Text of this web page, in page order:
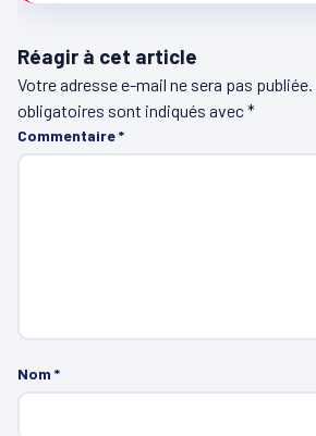
Réagir à cet article
Votre adresse e-mail ne sera pas publiée.
obligatoires sont indiqués avec*
Commentaire*
Nom *